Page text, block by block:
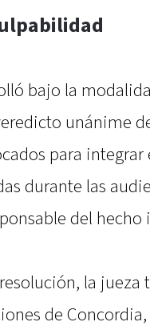
bajo la
unánime
para
durante las
del hecho
la
de